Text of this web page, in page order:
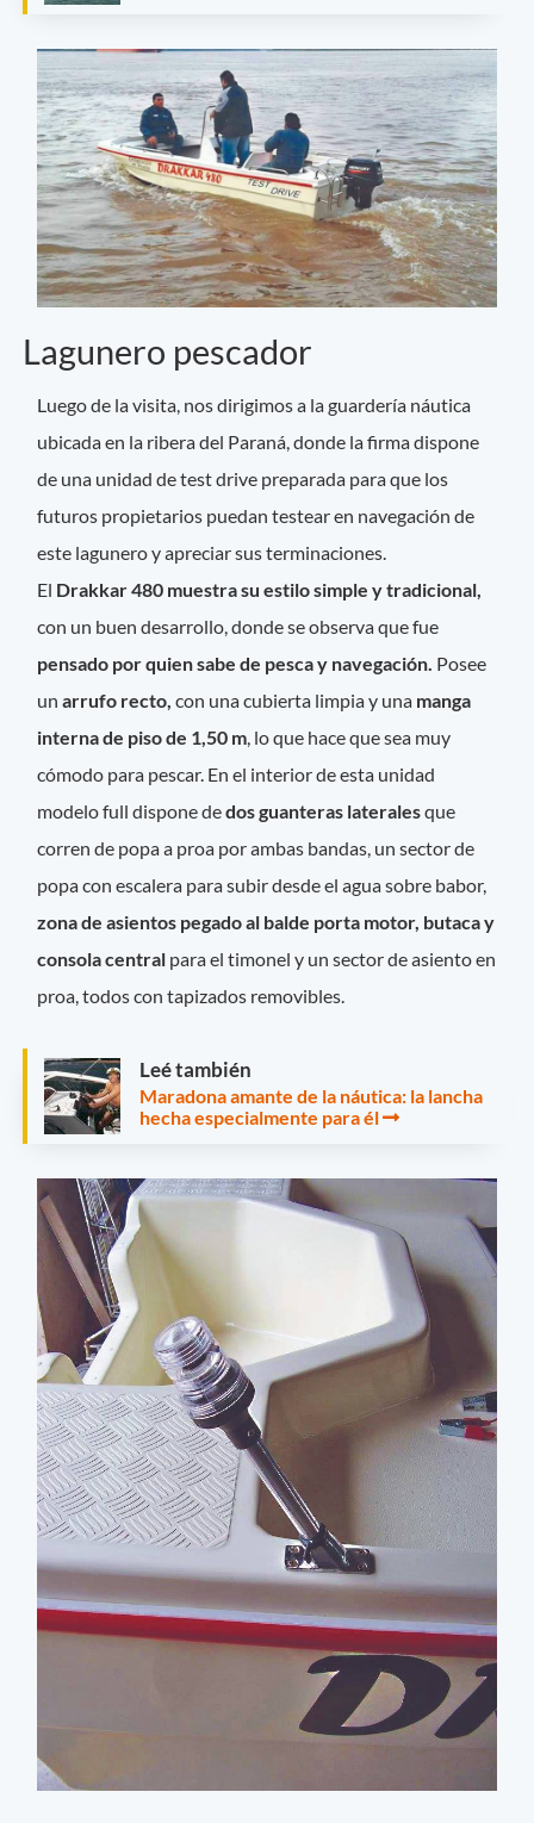
Lagunero pescador
Luego de la visita, nos dirigimos a la guardería náutica
ubicada en la ribera del Paraná, donde la firma dispone
de una unidad de test drive preparada para que los
futuros propietarios puedan testear en navegación de
este lagunero y apreciar sus terminaciones.
El Drakkar 480 muestra su estilo simple y tradicional,
con un buen desarrollo, donde se observa que fue
pensado por quien sabe de pesca y navegación. Posee
unarrufo recto, con una cubierta limpia y una manga
interna de piso de 1,50 m, lo que hace que sea muy
cómodo para pescar. En el interior de esta unidad
modelo full dispone dedos guanteras lateralesque
corren de popa a proa por ambas bandas, un sector de
popa con escalera para subir desde el agua sobre babor,
zona de asientos pegado al balde porta motor, butaca y
consola central para el timonel y un sector de asiento en
proa, todos con tapizados removibles.
Leé también
Maradona amante de la náutica: la lancha
hecha especialmente para él